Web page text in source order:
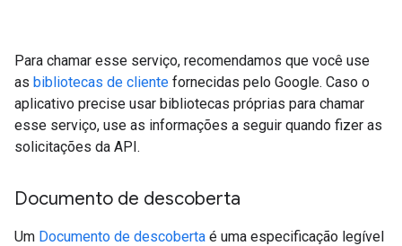
Para chamar esse serviço, recomendamos que você use
as bibliotecas de cliente fornecidas pelo Google. Caso o
aplicativo precise usar bibliotecas próprias para chamar
esse serviço, use as informações a seguir quando fizer as
solicitações da API.
Documento de descoberta
Um Documento de descoberta é uma especificação legível